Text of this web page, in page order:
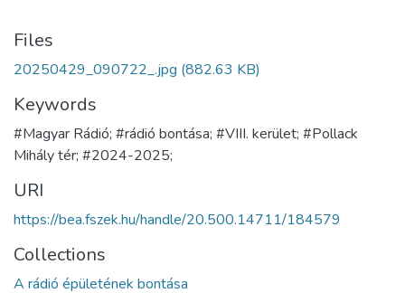
Files
20250429_090722_.jpg (882.63 KB)
Keywords
#Magyar Rádió; #rádió bontása; #VIII. kerület; #Pollack
Mihály tér; #2024-2025;
URI
https://bea.fszek.hu/handle/20.500.14711/184579
Collections
A rádió épületének bontása